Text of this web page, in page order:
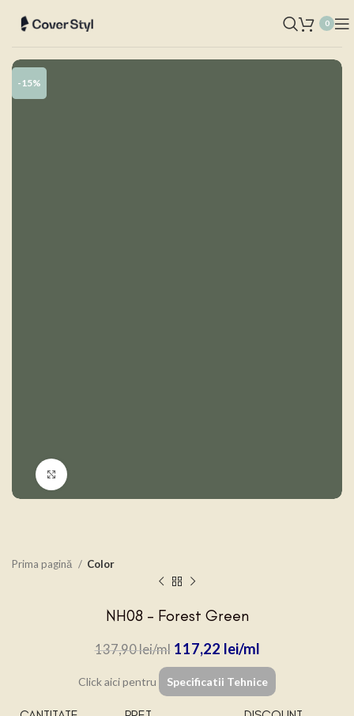
0
-15%
Prima pagină Color
NH08 – Forest Green
137,90lei 117,22 lei
Click aici pentru Specificatii Tehnice